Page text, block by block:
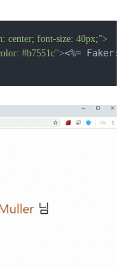
center; font-size: 40px;">
#b7551c"><%=